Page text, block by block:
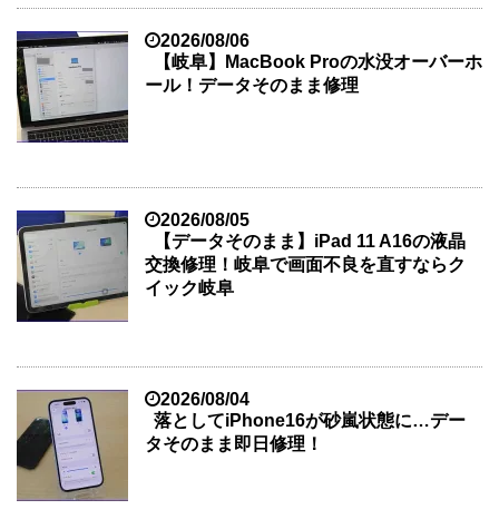
2026/08/06
【岐阜】MacBook Proの水没オーバーホ
ール！データそのまま修理
2026/08/05
【データそのまま】iPad 11 A16の液晶
交換修理！岐阜で画面不良を直すならク
イック岐阜
2026/08/04
落としてiPhone16が砂嵐状態に…デー
タそのまま即日修理！